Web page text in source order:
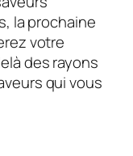
la prochaine
votre
des rayons
qui vous